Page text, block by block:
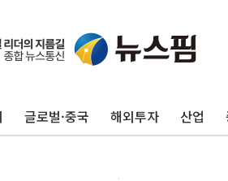
글로벌·중국 해외투자 산업
밭에서 일하던 90대 숨져…온열질환 여부 조사
에 車 운전면허 기능시험 오전 집중 편성…체
특보' 경북 울진 시간당 20~30mm 강한 비
무더위·열대야 지속…내륙 곳곳 소나기